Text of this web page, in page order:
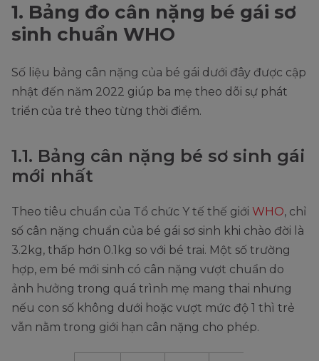
1. Bảng đo cân nặng bé gái sơ
sinh chuẩn WHO
Số liệu bảng cân nặng của bé gái dưới đây được cập
nhật đến năm 2022 giúp ba mẹ theo dõi sự phát
triển của trẻ theo từng thời điểm.
1.1. Bảng cân nặng bé sơ sinh gái
mới nhất
Theo tiêu chuẩn của Tổ chức Y tế thế giới WHO, chỉ
số cân nặng chuẩn của bé gái sơ sinh khi chào đời là
3.2kg, thấp hơn 0.1kg so với bé trai. Một số trường
hợp, em bé mới sinh có cân nặng vượt chuẩn do
ảnh hưởng trong quá trình mẹ mang thai nhưng
nếu con số không dưới hoặc vượt mức độ 1 thì trẻ
vẫn nằm trong giới hạn cân nặng cho phép.